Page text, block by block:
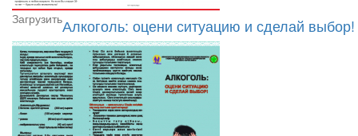
ЗагрузитьАлкоголь: оцени ситуацию и сделай выбор!